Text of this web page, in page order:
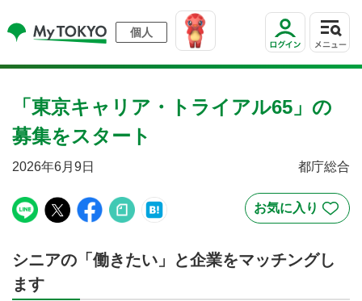
個人
「東京キャリア・トライアル65」の
募集をスタート
2026年6月9日 都庁総合
シニアの「働きたい」と企業をマッチングし
ます